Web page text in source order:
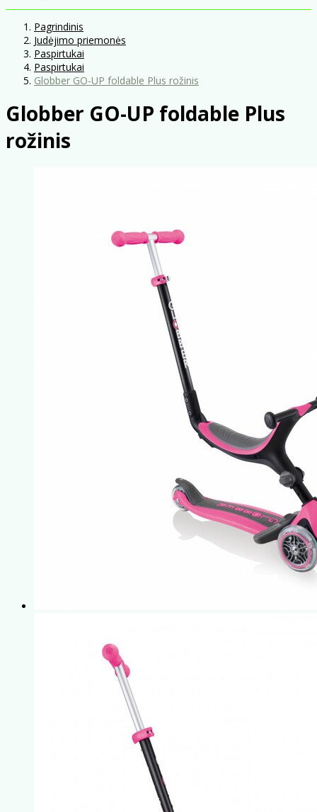
Pagrindinis
Judėjimo priemonės
Paspirtukai
Paspirtukai
Globber GO-UP foldable Plus rožinis
Globber GO-UP foldable Plus
rožinis